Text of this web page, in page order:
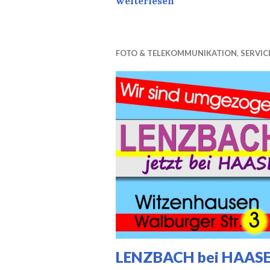
FOTO & TELEKOMMUNIKATION,
LENZBACH bei